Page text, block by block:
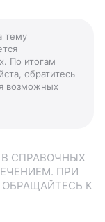
тему
По итогам
обратитесь
возможных
СПРАВОЧНЫХ
ПРИ
К